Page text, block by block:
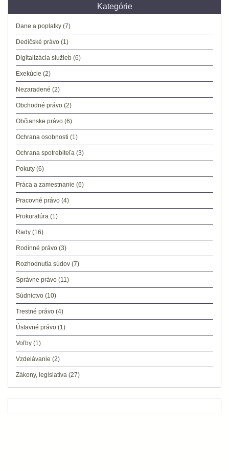
Kategórie
Dane a poplatky (7)
Dedičské právo (1)
Digitalizácia služieb (6)
Exekúcie (2)
Nezaradené (2)
Obchodné právo (2)
Občianske právo (6)
Ochrana osobnosti (1)
Ochrana spotrebiteľa (3)
Pokuty (6)
Práca a zamestnanie (6)
Pracovné právo (4)
Prokuratúra (1)
Rady (16)
Rodinné právo (3)
Rozhodnutia súdov (7)
Správne právo (11)
Súdnictvo (10)
Trestné právo (4)
Ústavné právo (1)
Voľby (1)
Vzdelávanie (2)
Zákony, legislatíva (27)